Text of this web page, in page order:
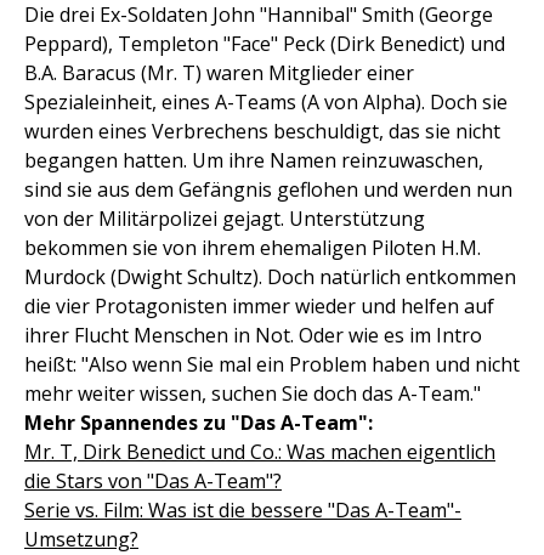
Die drei Ex-Soldaten John "Hannibal" Smith (George
Peppard), Templeton "Face" Peck (Dirk Benedict) und
B.A. Baracus (Mr. T) waren Mitglieder einer
Spezialeinheit, eines A-Teams (A von Alpha). Doch sie
wurden eines Verbrechens beschuldigt, das sie nicht
begangen hatten. Um ihre Namen reinzuwaschen,
sind sie aus dem Gefängnis geflohen und werden nun
von der Militärpolizei gejagt. Unterstützung
bekommen sie von ihrem ehemaligen Piloten H.M.
Murdock (Dwight Schultz). Doch natürlich entkommen
die vier Protagonisten immer wieder und helfen auf
ihrer Flucht Menschen in Not. Oder wie es im Intro
heißt: "Also wenn Sie mal ein Problem haben und nicht
mehr weiter wissen, suchen Sie doch das A-Team."
Mehr Spannendes zu "Das A-Team":
Mr. T, Dirk Benedict und Co.: Was machen eigentlich
die Stars von "Das A-Team"?
Serie vs. Film: Was ist die bessere "Das A-Team"-
Umsetzung?